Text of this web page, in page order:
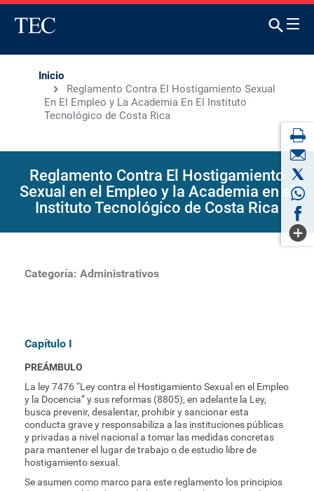
Inicio
Reglamento Contra El Hostigamiento Sexual
En El Empleo y La Academia En El Instituto
Tecnológico de Costa Rica
Reglamento Contra El Hostigamiento
Sexual en el Empleo y la Academia en el
Instituto Tecnológico de Costa Rica
Categoría: Administrativos
Capítulo I
PREÁMBULO
La ley 7476 “Ley contra el Hostigamiento Sexual en el Empleo
y la Docencia” y sus reformas (8805), en adelante la Ley,
busca prevenir, desalentar, prohibir y sancionar esta
conducta grave y responsabiliza a las instituciones públicas
y privadas a nivel nacional a tomar las medidas concretas
para mantener el lugar de trabajo o de estudio libre de
hostigamiento sexual.
Se asumen como marco para este reglamento los principios